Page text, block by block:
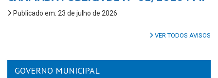
Publicado em: 23 de julho de 2026
VER TODOS AVISOS
GOVERNO MUNICIPAL